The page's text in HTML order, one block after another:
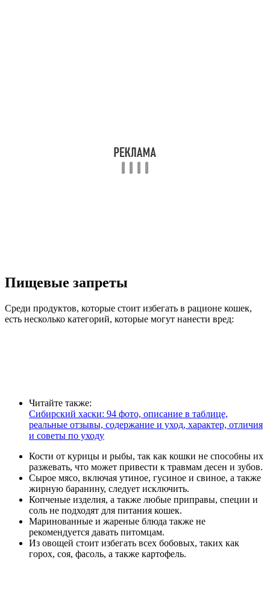
Пищевые запреты
Среди продуктов, которые стоит избегать в рационе кошек,
есть несколько категорий, которые могут нанести вред:
Читайте также:
Сибирский хаски: 94 фото, описание в таблице,
реальные отзывы, содержание и уход, характер, отличия
и советы по уходу
Кости от курицы и рыбы, так как кошки не способны их
разжевать, что может привести к травмам десен и зубов.
Сырое мясо, включая утиное, гусиное и свиное, а также
жирную баранину, следует исключить.
Копченые изделия, а также любые приправы, специи и
соль не подходят для питания кошек.
Маринованные и жареные блюда также не
рекомендуется давать питомцам.
Из овощей стоит избегать всех бобовых, таких как
горох, соя, фасоль, а также картофель.